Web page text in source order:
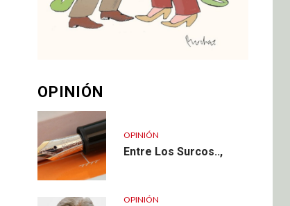
OPINIÓN
OPINIÓN
Entre Los Surcos..,
OPINIÓN